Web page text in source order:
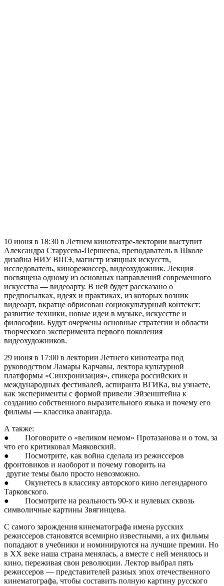
10 июня в 18:30 в Летнем кинотеатре-лектории выступит
Александра Старусева-Першеева, преподаватель в Школе
дизайна НИУ ВШЭ, магистр изящных искусств,
исследователь, кинорежиссер, видеохудожник. Лекция
посвящена одному из основных направлений современного
искусства — видеоарту. В ней будет рассказано о
предпосылках, идеях и практиках, из которых возник
видеоарт, вкратце обрисован социокультурный контекст:
развитие техники, новые идеи в музыке, искусстве и
философии. Будут очерчены основные стратегии и области
творческого эксперимента первого поколения
видеохудожников.
29 июня в 17:00 в лектории Летнего кинотеатра под
руководством Ламары Карчавы, лектора культурной
платформы «Синхронизация», спикера российских и
международных фестивалей, аспиранта ВГИКа, вы узнаете,
как эксперименты с формой привели Эйзенштейна к
созданию собственного выразительного языка и почему его
фильмы — классика авангарда.
А также:
● Поговорите о «великом немом» Протазанова и о том, за
что его критиковал Маяковский.
● Посмотрите, как война сделала из режиссеров
фронтовиков и наоборот и почему говорить на
другие темы было просто невозможно.
● Окунетесь в классику авторского кино легендарного
Тарковского.
● Посмотрите на реальность 90-х и нулевых сквозь
символичные картины Звягинцева.
C самого зарождения кинематографа имена русских
режиссеров становятся всемирно известными, а их фильмы
попадают в учебники и номинируются на лучшие премии. Но
в XX веке наша страна менялась, а вместе с ней менялось и
кино, переживая свои революции. Лектор выбрал пять
режиссеров — представителей разных эпох отечественного
кинематографа, чтобы составить полную картину русского